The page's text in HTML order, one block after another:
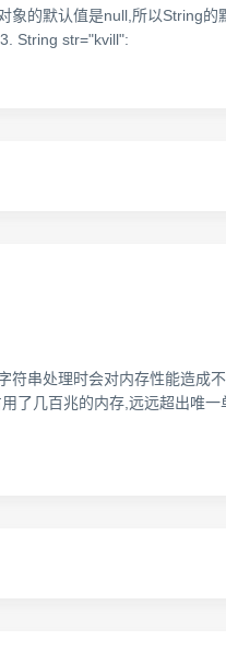
的默认值是null,所以String的
String str="kvill":
串处理时会对内存性能造成
了几百兆的内存,远远超出唯